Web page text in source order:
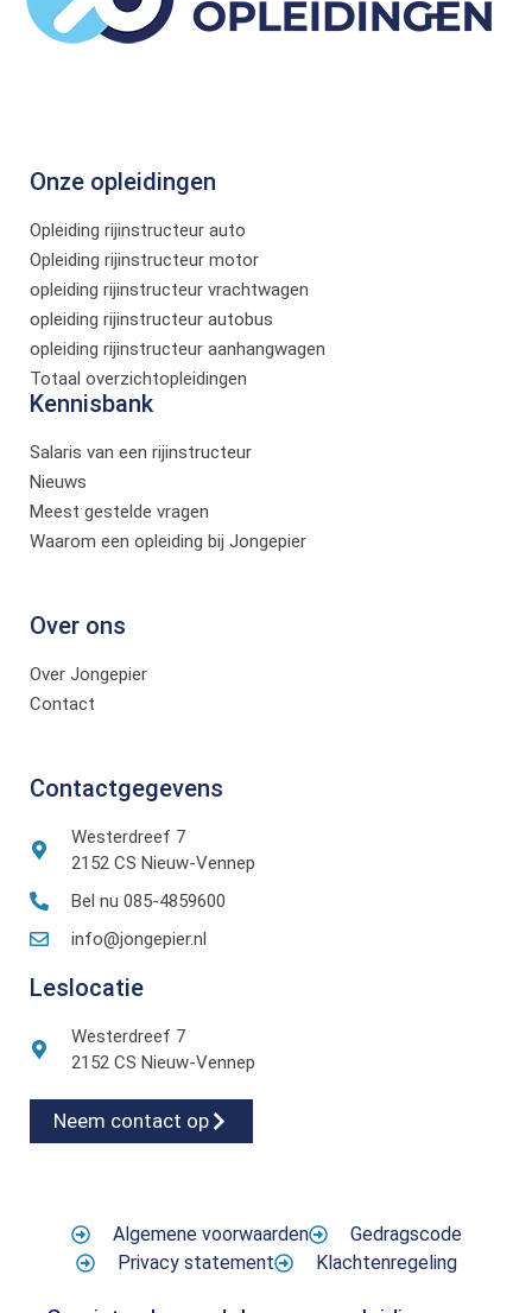
Onze opleidingen
Opleiding rijinstructeur auto
Opleiding rijinstructeur motor
opleiding rijinstructeur vrachtwagen
opleiding rijinstructeur autobus
opleiding rijinstructeur aanhangwagen
Totaal overzichtopleidingen
Kennisbank
Salaris van een rijinstructeur
Nieuws
Meest gestelde vragen
Waarom een opleiding bij Jongepier
Over ons
Over Jongepier
Contact
Contactgegevens
Westerdreef 7
2152 CS Nieuw-Vennep
Bel nu 085-4859600
info@jongepier.nl
Leslocatie
Westerdreef 7
2152 CS Nieuw-Vennep
Neem contact op
Algemene voorwaarden
Gedragscode
Privacy statement
Klachtenregeling